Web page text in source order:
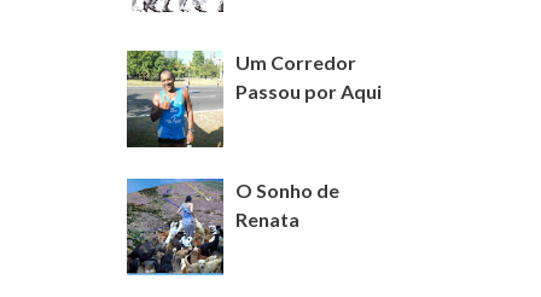
Um Corredor
Passou por Aqui
O Sonho de
Renata